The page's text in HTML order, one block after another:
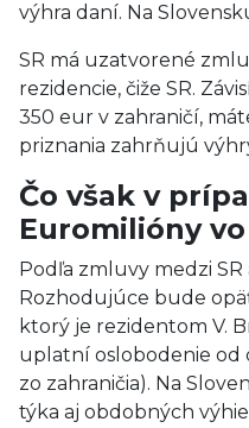
výhra daní. Na
SR má uzatvorené
rezidencie, čiže SR.
350 eur v zahraničí,
priznania zahrňujú
Čo však v
Euromilióny
Podľa zmluvy medzi SR
Rozhodujúce bude
ktorý je rezidentom V.
uplatní oslobodenie od
zo zahraničia). Na
týka aj obdobných